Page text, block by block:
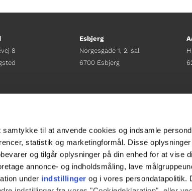
samtykke til at anvende cookies og indsamle
statistik og marketingformål. Disse
og tilgår oplysninger på din enhed for at vise
annonce- og indholdsmåling, lave
under indstillinger og i vores persondatapolitik.
8
Esbjerg
Norgesgade 1, 2. sal
6700 Esbjerg
sanne.h@gladfonden.dk
   